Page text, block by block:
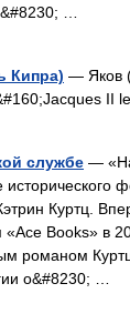
…
Кипра) — Яков
II
службе —
Куртц.
«Ace Books» в
романом
о&#8230; …